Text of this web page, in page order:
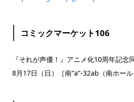
コミックマーケット106
『それが声優！』アニメ化10周年記念
8月17日（日）［南“a”-32ab（南ホール